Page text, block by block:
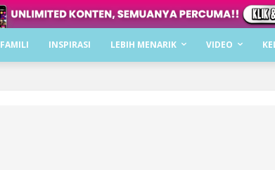
FAMILI INSPIRASI LEBIH MENARIK VIDEO